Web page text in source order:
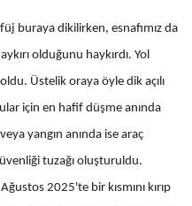
buraya dikilirken, esnafımız da
olduğunu haykırdı. Yol
oldu. Üstelik oraya öyle dik açılı
için en hafif düşme anında
yangın anında ise araç
tuzağı oluşturuldu.
2025'te bir kısmını kırıp